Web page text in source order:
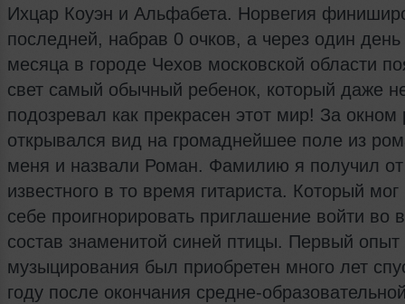
Ихцар Коуэн и Альфабета. Норвегия
последней, набрав 0 очков, а через один
месяца в городе Чехов московской области
свет самый обычный ребенок, который даже
подозревал как прекрасен этот мир! За
открывался вид на громаднейшее поле из
меня и назвали Роман. Фамилию я получил от
известного в то время гитариста. Который мог
себе проигнорировать приглашение войти во
состав знаменитой синей птицы. Первый опыт
музыцирования был приобретен много лет
году после окончания средне-